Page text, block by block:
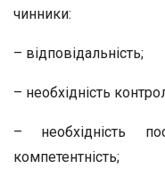
чинники:
– відповідальність;
– необхідність
– необхідність
компетентність;